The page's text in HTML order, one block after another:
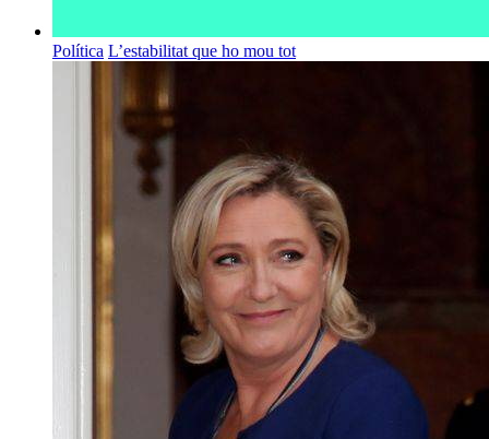
Política L’estabilitat que ho mou tot